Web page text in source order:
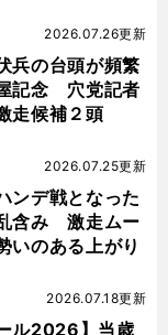
兵の台頭が頻繁
記念 穴党記者
走候補２頭
2026.07.26更新
ンデ戦となった
含み 激走ムー
いのある上がり
2026.07.25更新
ル2026】当歳
2026.07.18更新